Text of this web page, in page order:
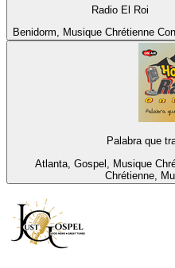
Radio El Roi
Benidorm, Musique Chrétienne
Palabra que
Atlanta, Gospel, Musique
Chrétienne,